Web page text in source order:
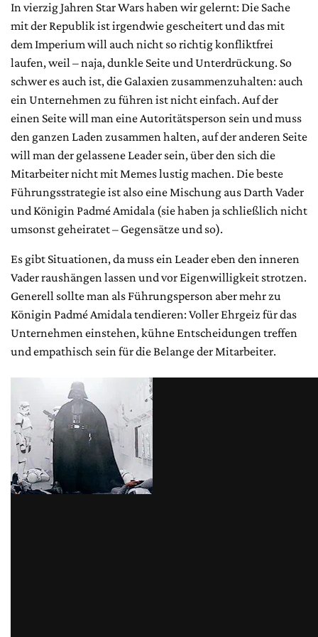
In vierzig Jahren Star Wars haben wir gelernt: Die Sache
mit der Republik ist irgendwie gescheitert und das mit
dem Imperium will auch nicht so richtig konfliktfrei
laufen, weil – naja, dunkle Seite und Unterdrückung. So
schwer es auch ist, die Galaxien zusammenzuhalten: auch
ein Unternehmen zu führen ist nicht einfach. Auf der
einen Seite will man eine Autoritätsperson sein und muss
den ganzen Laden zusammen halten, auf der anderen Seite
will man der gelassene Leader sein, über den sich die
Mitarbeiter nicht mit Memes lustig machen. Die beste
Führungsstrategie ist also eine Mischung aus Darth Vader
und Königin Padmé Amidala (sie haben ja schließlich nicht
umsonst geheiratet – Gegensätze und so).
Es gibt Situationen, da muss ein Leader eben den inneren
Vader raushängen lassen und vor Eigenwilligkeit strotzen.
Generell sollte man als Führungsperson aber mehr zu
Königin Padmé Amidala tendieren: Voller Ehrgeiz für das
Unternehmen einstehen, kühne Entscheidungen treffen
und empathisch sein für die Belange der Mitarbeiter.